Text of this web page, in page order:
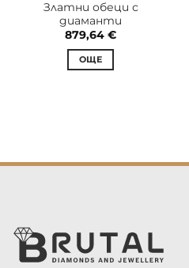
Златни обеци с
диаманти
879,64 €
ОЩЕ